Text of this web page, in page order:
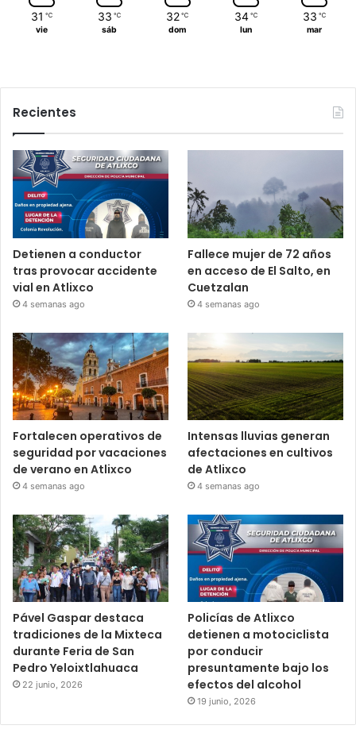
31 ℃
vie
33 ℃
sáb
32 ℃
dom
34 ℃
lun
33 ℃
mar
Recientes
Detienen a conductor
tras provocar accidente
vial en Atlixco
4 semanas ago
Fallece mujer de 72 años
en acceso de El Salto, en
Cuetzalan
4 semanas ago
Fortalecen operativos de
seguridad por vacaciones
de verano en Atlixco
4 semanas ago
Intensas lluvias generan
afectaciones en cultivos
de Atlixco
4 semanas ago
Pável Gaspar destaca
tradiciones de la Mixteca
durante Feria de San
Pedro Yeloixtlahuaca
22 junio, 2026
Policías de Atlixco
detienen a motociclista
por conducir
presuntamente bajo los
efectos del alcohol
19 junio, 2026